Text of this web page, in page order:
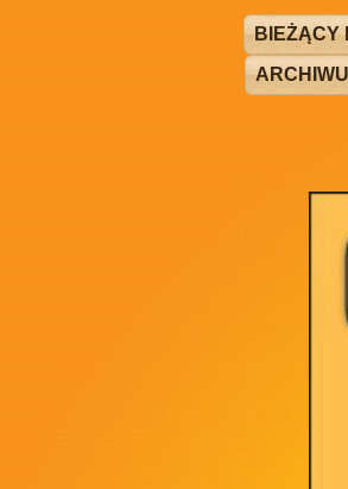
BIEŻĄCY